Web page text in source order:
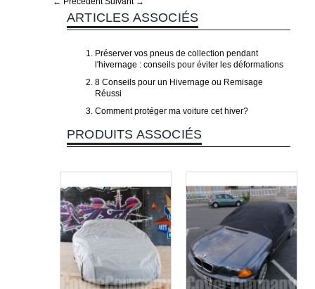
ARTICLES ASSOCIÉS
Préserver vos pneus de collection pendant
l'hivernage : conseils pour éviter les déformations
8 Conseils pour un Hivernage ou Remisage
Réussi
Comment protéger ma voiture cet hiver?
PRODUITS ASSOCIÉS